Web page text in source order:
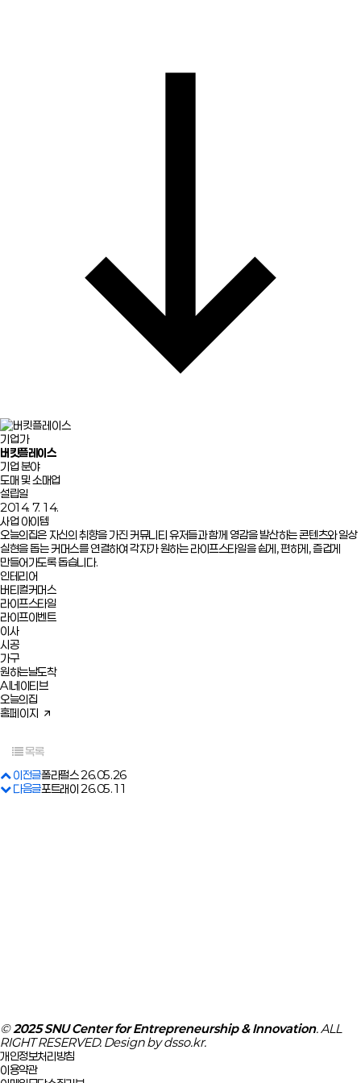
기업가
버킷플레이스
기업 분야
도매 및 소매업
설립일
2014. 7. 14.
사업 아이템
오늘의집은 자신의 취향을 가진 커뮤니티 유저들과 함께 영감을 발산하는 콘텐츠와 일상
실현을 돕는 커머스를 연결하여 각자가 원하는 라이프스타일을 쉽게, 편하게, 즐겁게
만들어가도록 돕습니다.
인테리어
버티컬커머스
라이프스타일
라이프이벤트
이사
시공
가구
원하는날도착
AI네이티브
오늘의집
홈페이지
목록
이전글폴라펄스26.05.26
다음글포트래이26.05.11
©2025 SNU Center for Entrepreneurship & Innovation. ALL
RIGHT RESERVED. Design bydsso.kr.
개인정보처리방침
이용약관